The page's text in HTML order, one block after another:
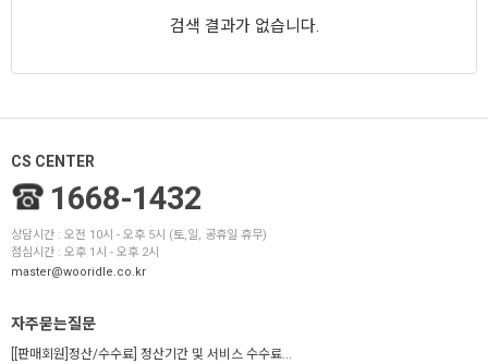
검색 결과가 없습니다.
CS CENTER
1668-1432
상담시간 : 오전 10시 - 오후 5시 (토,일, 공휴일 휴무)
점심시간 : 오후 1시 - 오후 2시
master@wooridle.co.kr
자주묻는질문
[[판매회원]정산/수수료] 정산기간 및 서비스 수수료...